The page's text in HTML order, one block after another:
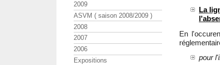
La
En
pour
2009
ASVM ( saison 2008/2009 )
2008
2007
2006
Expositions